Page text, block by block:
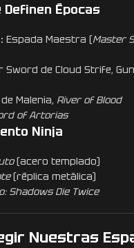
Épocas
Espada Maestra (Master
Sword de Cloud Strife,
Malenia, River of Blood
of Artorias
Ninja
(acero templado)
(réplica metálica)
Shadows Die Twice
Nuestras